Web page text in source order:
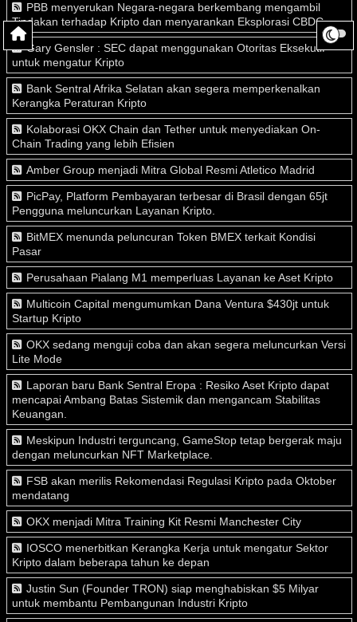
PBB menyerukan Negara-negara berkembang mengambil
Tindakan terhadap Kripto dan menyarankan Eksplorasi CBDC
Gary Gensler : SEC dapat menggunakan Otoritas Eksekutif
untuk mengatur Kripto
Bank Sentral Afrika Selatan akan segera memperkenalkan
Kerangka Peraturan Kripto
Kolaborasi OKX Chain dan Tether untuk menyediakan On-
Chain Trading yang lebih Efisien
Amber Group menjadi Mitra Global Resmi Atletico Madrid
PicPay, Platform Pembayaran terbesar di Brasil dengan 65jt
Pengguna meluncurkan Layanan Kripto.
BitMEX menunda peluncuran Token BMEX terkait Kondisi
Pasar
Perusahaan Pialang M1 memperluas Layanan ke Aset Kripto
Multicoin Capital mengumumkan Dana Ventura $430jt untuk
Startup Kripto
OKX sedang menguji coba dan akan segera meluncurkan Versi
Lite Mode
Laporan baru Bank Sentral Eropa : Resiko Aset Kripto dapat
mencapai Ambang Batas Sistemik dan mengancam Stabilitas
Keuangan.
Meskipun Industri terguncang, GameStop tetap bergerak maju
dengan meluncurkan NFT Marketplace.
FSB akan merilis Rekomendasi Regulasi Kripto pada Oktober
mendatang
OKX menjadi Mitra Training Kit Resmi Manchester City
IOSCO menerbitkan Kerangka Kerja untuk mengatur Sektor
Kripto dalam beberapa tahun ke depan
Justin Sun (Founder TRON) siap menghabiskan $5 Milyar
untuk membantu Pembangunan Industri Kripto